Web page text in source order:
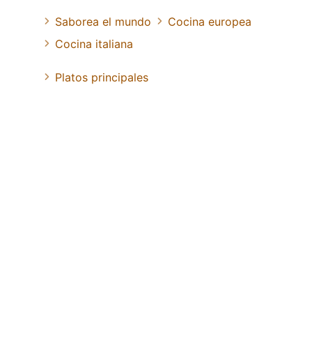
Saborea el mundo
Cocina europea
Cocina italiana
Platos principales